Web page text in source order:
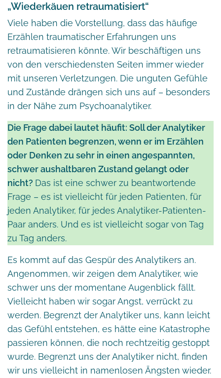
„Wiederkäuen retraumatisiert“
Viele haben die Vorstellung, dass das häufige
Erzählen traumatischer Erfahrungen uns
retraumatisieren könnte. Wir beschäftigen uns
von den verschiedensten Seiten immer wieder
mit unseren Verletzungen. Die unguten Gefühle
und Zustände drängen sich uns auf – besonders
in der Nähe zum Psychoanalytiker.
Die Frage dabei lautet häufit: Soll der Analytiker
den Patienten begrenzen, wenn er im Erzählen
oder Denken zu sehr in einen angespannten,
schwer aushaltbaren Zustand gelangt oder
nicht? Das ist eine schwer zu beantwortende
Frage – es ist vielleicht für jeden Patienten, für
jeden Analytiker, für jedes Analytiker-Patienten-
Paar anders. Und es ist vielleicht sogar von Tag
zu Tag anders.
Es kommt auf das Gespür des Analytikers an.
Angenommen, wir zeigen dem Analytiker, wie
schwer uns der momentane Augenblick fällt.
Vielleicht haben wir sogar Angst, verrückt zu
werden. Begrenzt der Analytiker uns, kann leicht
das Gefühl entstehen, es hätte eine Katastrophe
passieren können, die noch rechtzeitig gestoppt
wurde. Begrenzt uns der Analytiker nicht, finden
wir uns vielleicht in namenlosen Ängsten wieder.